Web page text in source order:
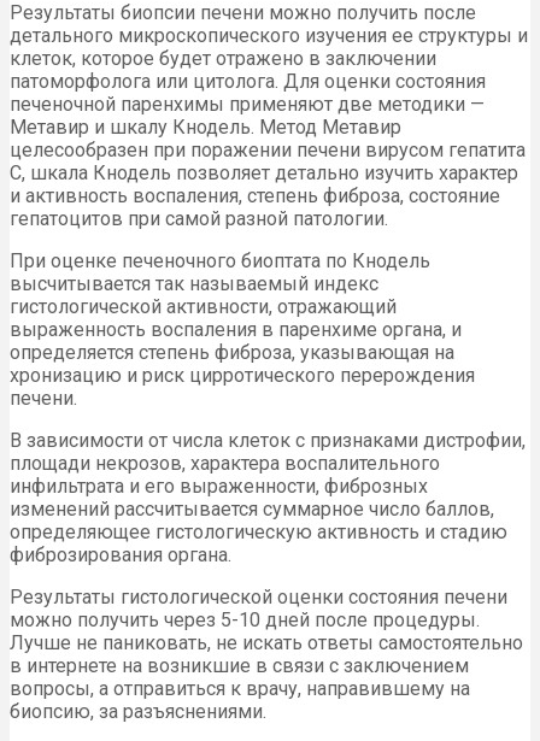
Результаты биопсии печени можно получить после
детального микроскопического изучения ее структуры и
клеток, которое будет отражено в заключении
патоморфолога или цитолога. Для оценки состояния
печеночной паренхимы применяют две методики —
Метавир и шкалу Кнодель. Метод Метавир
целесообразен при поражении печени вирусом гепатита
С, шкала Кнодель позволяет детально изучить характер
и активность воспаления, степень фиброза, состояние
гепатоцитов при самой разной патологии.
При оценке печеночного биоптата по Кнодель
высчитывается так называемый индекс
гистологической активности, отражающий
выраженность воспаления в паренхиме органа, и
определяется степень фиброза, указывающая на
хронизацию и риск цирротического перерождения
печени.
В зависимости от числа клеток с признаками дистрофии,
площади некрозов, характера воспалительного
инфильтрата и его выраженности, фиброзных
изменений рассчитывается суммарное число баллов,
определяющее гистологическую активность и стадию
фиброзирования органа.
Результаты гистологической оценки состояния печени
можно получить через 5-10 дней после процедуры.
Лучше не паниковать, не искать ответы самостоятельно
в интернете на возникшие в связи с заключением
вопросы, а отправиться к врачу, направившему на
биопсию, за разъяснениями.